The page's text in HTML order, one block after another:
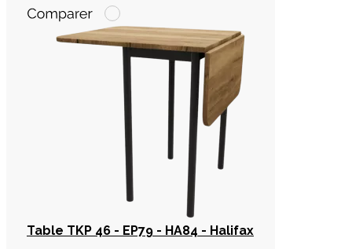
Table TKP 46 - EP79 - HA84 - Halifax